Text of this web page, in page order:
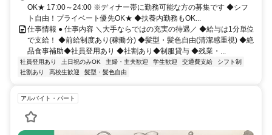
OK★ 17:00～24:00 ※ディナー帯に勤務可能な方の募集です ◆シフ
ト自由！プライベート優先OK★ ◆扶養内勤務もOK...
仕事情報 ● 仕事内容 ＼大手ならではの充実の待遇／ ◆給与は1分単位
で支給！ ◆前給制度あり(稼働分) ◆髪型・髪色自由(清潔感重視) ◆絶
品食事補助◆社員登用あり ◆社割あり◆制服貸与 ◆残業・...
社員登用あり 土日祝のみOK 主婦・主夫歓迎 学生歓迎 交通費支給
シフト制
社割あり
高校生歓迎 髪型・髪色自由
アルバイト・パート